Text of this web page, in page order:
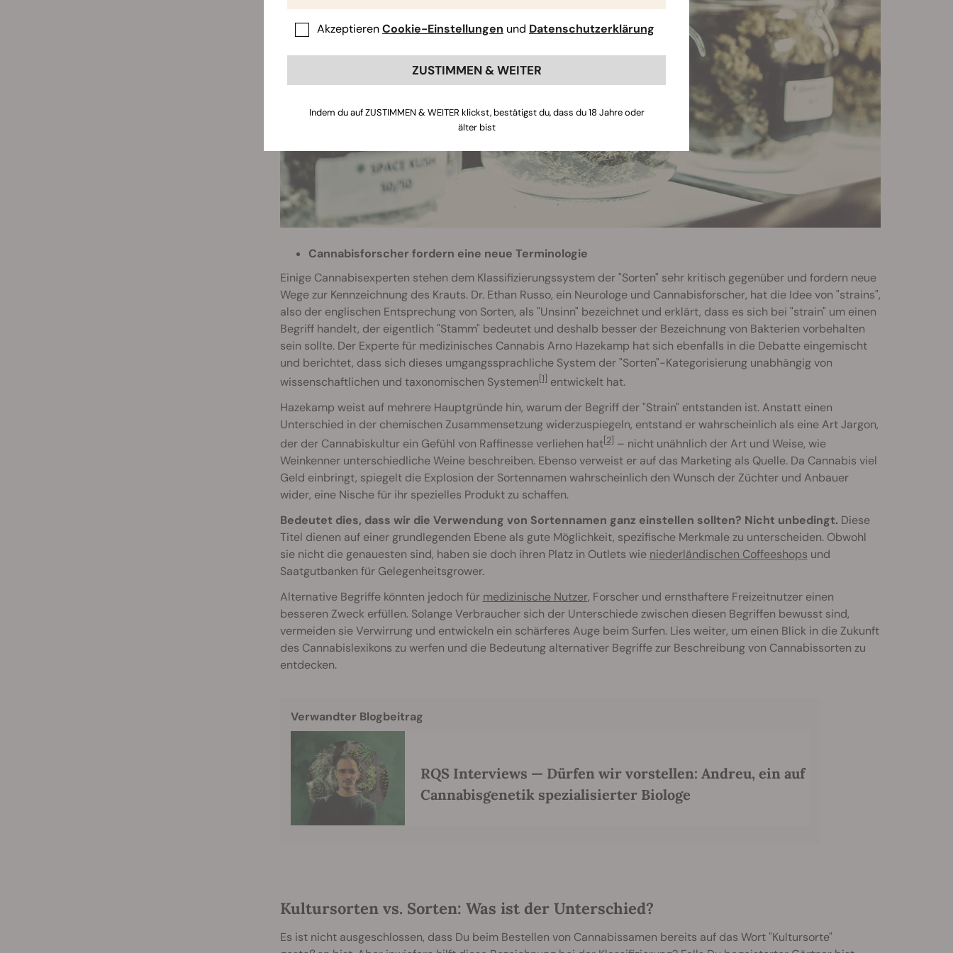
Cannabisforscher fordern eine neue Terminologie
Einige Cannabisexperten stehen dem Klassifizierungssystem der "Sorten" sehr kritisch gegenüber und fordern neue
Wege zur Kennzeichnung des Krauts. Dr. Ethan Russo, ein Neurologe und Cannabisforscher, hat die Idee von "strains",
also der englischen Entsprechung von Sorten, als "Unsinn" bezeichnet und erklärt, dass es sich bei "strain" um einen
Begriff handelt, der eigentlich "Stamm" bedeutet und deshalb besser der Bezeichnung von Bakterien vorbehalten
sein sollte. Der Experte für medizinisches Cannabis Arno Hazekamp hat sich ebenfalls in die Debatte eingemischt
und berichtet, dass sich dieses umgangssprachliche System der "Sorten"-Kategorisierung unabhängig von
wissenschaftlichen und taxonomischen Systemen[1] entwickelt hat.
Hazekamp weist auf mehrere Hauptgründe hin, warum der Begriff der "Strain" entstanden ist. Anstatt einen
Unterschied in der chemischen Zusammensetzung widerzuspiegeln, entstand er wahrscheinlich als eine Art Jargon,
der der Cannabiskultur ein Gefühl von Raffinesse verliehen hat[2] – nicht unähnlich der Art und Weise, wie
Weinkenner unterschiedliche Weine beschreiben. Ebenso verweist er auf das Marketing als Quelle. Da Cannabis viel
Geld einbringt, spiegelt die Explosion der Sortennamen wahrscheinlich den Wunsch der Züchter und Anbauer
wider, eine Nische für ihr spezielles Produkt zu schaffen.
Bedeutet dies, dass wir die Verwendung von Sortennamen ganz einstellen sollten? Nicht unbedingt. Diese
Titel dienen auf einer grundlegenden Ebene als gute Möglichkeit, spezifische Merkmale zu unterscheiden. Obwohl
sie nicht die genauesten sind, haben sie doch ihren Platz in Outlets wie niederländischen Coffeeshops und
Saatgutbanken für Gelegenheitsgrower.
Alternative Begriffe könnten jedoch für medizinische Nutzer, Forscher und ernsthaftere Freizeitnutzer einen
besseren Zweck erfüllen. Solange Verbraucher sich der Unterschiede zwischen diesen Begriffen bewusst sind,
vermeiden sie Verwirrung und entwickeln ein schärferes Auge beim Surfen. Lies weiter, um einen Blick in die Zukunft
des Cannabislexikons zu werfen und die Bedeutung alternativer Begriffe zur Beschreibung von Cannabissorten zu
entdecken.
Verwandter Blogbeitrag
RQS Interviews — Dürfen wir vorstellen: Andreu, ein auf
Cannabisgenetik spezialisierter Biologe
Kultursorten vs. Sorten: Was ist der Unterschied?
Es ist nicht ausgeschlossen, dass Du beim Bestellen von Cannabissamen bereits auf das Wort "Kultursorte"
AkzeptierenCookie-Einstellungen und Datenschutzerklärung
ZUSTIMMEN & WEITER
Indem du auf ZUSTIMMEN & WEITER klickst, bestätigst du, dass du 18 Jahre oder
älter bist